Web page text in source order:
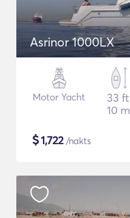
Asrinor 1000LX
Motor Yacht
33 ft
10 m
$1,722/nakts